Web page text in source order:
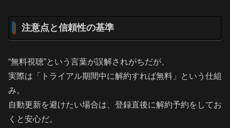
注意点と信頼性の基準
“無料視聴”という言葉が誤解されがちだが、
実際は「トライアル期間中に解約すれば無料」という仕組
み。
自動更新を避けたい場合は、登録直後に解約予約をしてお
くと安心だ。